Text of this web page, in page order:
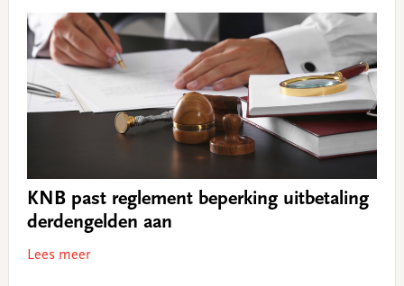
KNB past reglement beperking uitbetaling
derdengelden aan
Lees meer